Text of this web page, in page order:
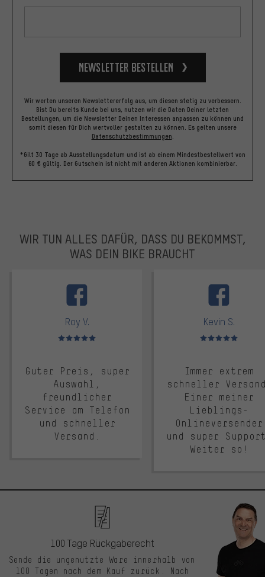
Newsletter bestellen
Wir werten unseren Newslettererfolg aus, um diesen stetig zu verbessern.
Bist Du bereits Kunde bei uns, nutzen wir die Daten Deiner letzten
Bestellungen, um die Newsletter Deinen Interessen anpassen zu können und
somit diesen für Dich wertvoller gestalten zu können. Es gelten unsere
Datenschutzbestimmungen.
*Gilt 30 Tage ab Ausstellungsdatum und ist ab einem Mindestbestellwert von
60 € gültig. Der Gutschein ist nicht mit anderen Aktionen kombinierbar.
WIR TUN ALLES DAFÜR, DASS DU BEKOMMST,
WAS DEIN BIKE BRAUCHT
Roy V.
Bewertungen: 5 von 5
Guter Preis, super
Auswahl,
freundlicher
Service am Telefon
und schneller
Versand.
Kevin S.
Bewertungen: 5 von 5
Immer extrem
schneller
Einer meiner
Lieblings-
Onlineversender
und super
Weiter so!
100 Tage Rückgaberecht
Sende die ungenutzte Ware innerhalb von
100 Tagen nach dem Kauf zurück. Nach